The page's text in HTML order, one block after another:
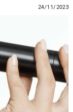
24/11/2023